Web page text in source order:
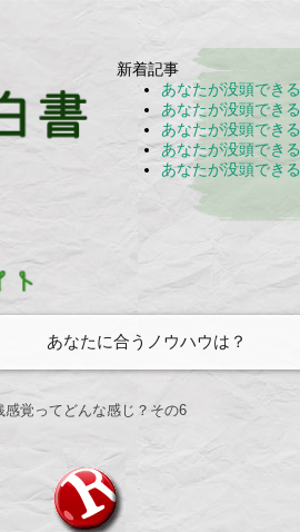
のためのサイト
新着記事
あなたが没頭でき
あなたが没頭でき
あなたが没頭でき
あなたが没頭でき
あなたが没頭でき
あなたに合うノウハウは？
覚ってどんな感じ？その6